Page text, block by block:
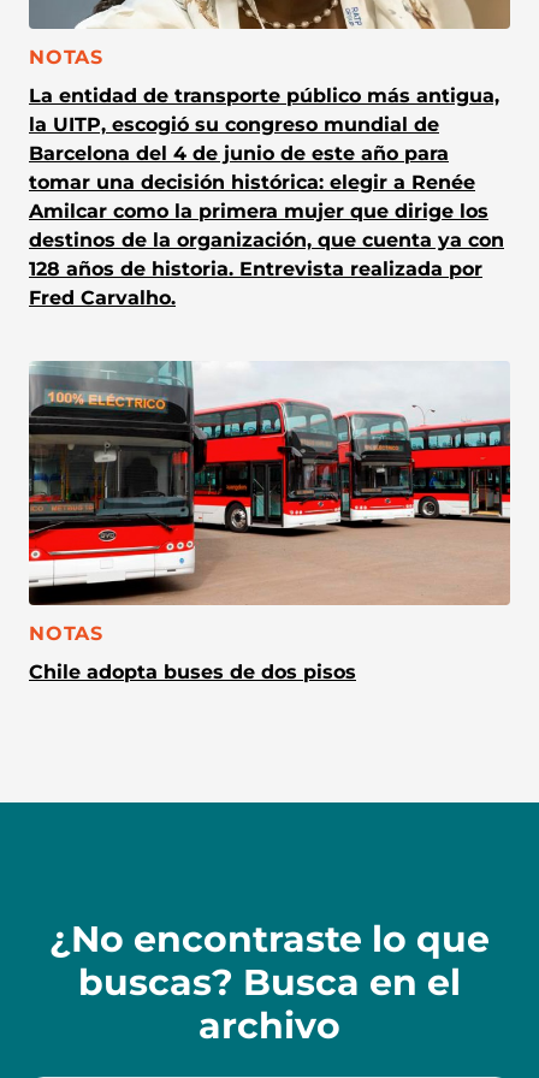
CATEGORÍA:
NOTAS
La entidad de transporte público más antigua,
la UITP, escogió su congreso mundial de
Barcelona del 4 de junio de este año para
tomar una decisión histórica: elegir a Renée
Amilcar como la primera mujer que dirige los
destinos de la organización, que cuenta ya con
128 años de historia. Entrevista realizada por
Fred Carvalho.
CATEGORÍA:
NOTAS
Chile adopta buses de dos pisos
¿No encontraste lo que
buscas? Busca en el
archivo